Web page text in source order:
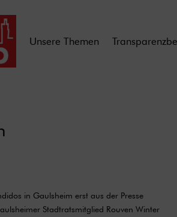
Unsere Themen
in Gaulsheim erst aus der Presse
Stadtratsmitglied Rouven Winter